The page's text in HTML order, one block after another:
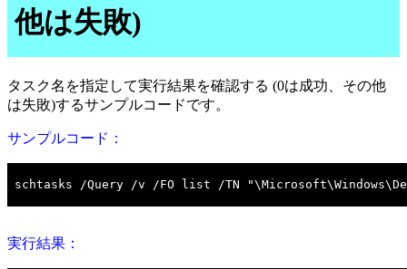
他は失敗)
タスク名を指定して実行結果を確認する (0は成功、その他
は失敗)するサンプルコードです。
サンプルコード：
実行結果：